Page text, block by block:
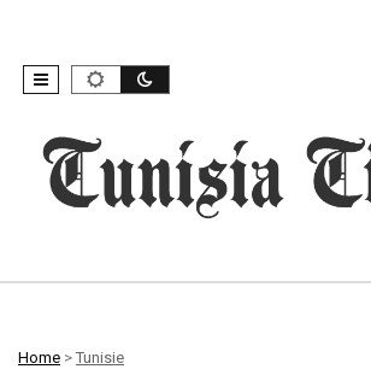
Home > Tunisie